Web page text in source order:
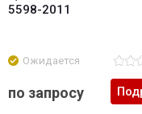
5598-2011
Ожидается
по запросу